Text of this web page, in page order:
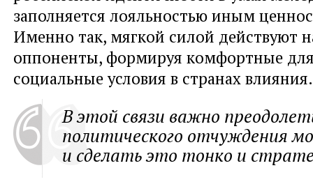
заполняется лояльностью иным
Именно так, мягкой силой действуют
оппоненты, формируя комфортные
социальные условия в странах влияния.
В этой связи важно
политического отчуждения
и сделать это тонко и